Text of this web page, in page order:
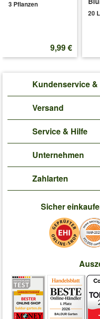
3 Pflanzen
9,99 €
20
Kundenservice
Versand
Service & Hilfe
Unternehmen
Zahlarten
Sicher